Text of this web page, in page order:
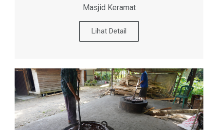
Masjid Keramat
Lihat Detail